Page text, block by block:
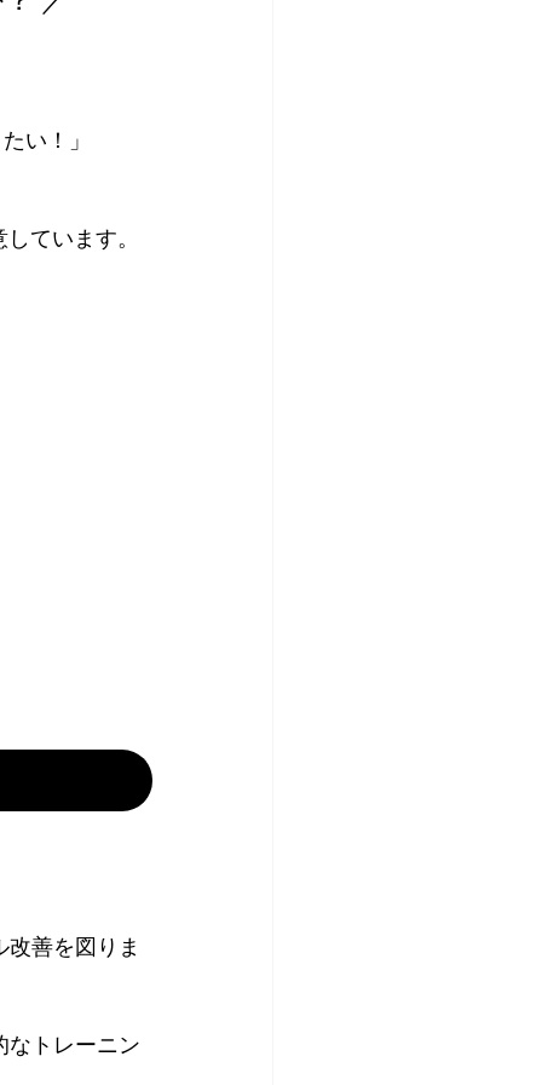
い！」
ています。
善を図りま
なトレーニン